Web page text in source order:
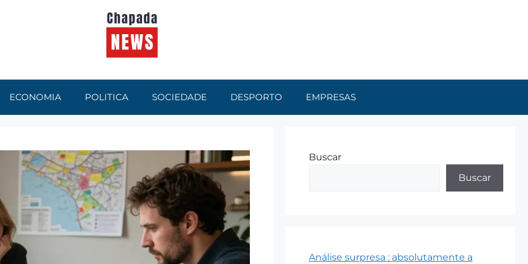
ECONOMIA POLITICA SOCIEDADE DESPORTO EMPRESAS
Buscar
Buscar
Análise surpresa : absolutamente a